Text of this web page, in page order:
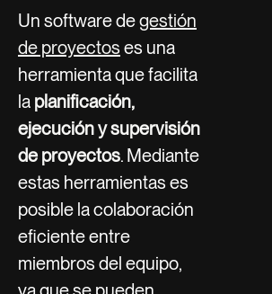
Un software degestión
de proyectos es una
herramienta que facilita
la planificación,
ejecución y supervisión
de proyectos. Mediante
estas herramientas es
posible la colaboración
eficiente entre
miembros del equipo,